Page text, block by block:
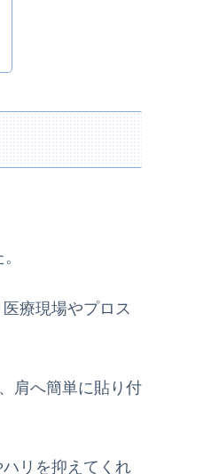
療現場やプロス
肩へ簡単に貼り付
リを抑えてくれ